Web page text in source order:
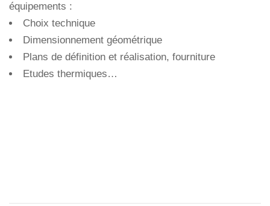
équipements :
Choix technique
Dimensionnement géométrique
Plans de définition et réalisation, fourniture
Etudes thermiques…